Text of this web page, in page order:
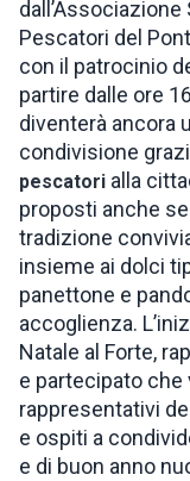
Pescatori del
con il patrocinio
partire dalle ore
diventerà ancora
condivisione
pescatori alla
proposti anche
tradizione
insieme ai dolci
panettone e
accoglienza.
Natale al Forte,
e partecipato che
rappresentativi
e ospiti a
e di buon anno